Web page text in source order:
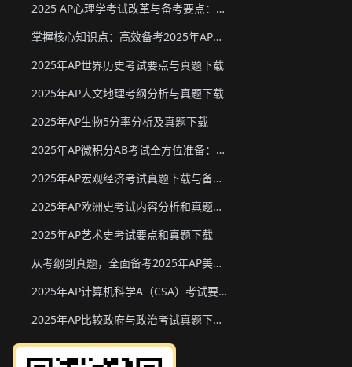
2025 AP心理学考试改革与备考要点：真题下载&教材推荐
掌握核心知识点：高效备考2025年AP化学
2025年AP世界历史考试要点与真题下载
2025年AP人文地理考纲分析与真题下载
2025年AP生物5分率分析及真题下载
2025年AP微积分AB考试全方位准备：真题资源、考试形式与策略
2025年AP宏观经济考试真题下载与备考要点
2025年AP欧洲史考试内容分析和真题下载
2025年AP艺术史考试要点和真题下载
从考纲到真题，全面备考2025年AP美国政府与政治
2025年AP计算机科学A（CSA）考试要点和真题下载
2025年AP比较政府与政治考试真题下载与备考要点